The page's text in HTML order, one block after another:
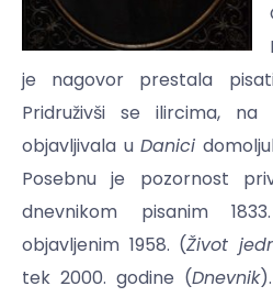
je nagovor prestala
Pridruživši se ilircima,
objavljivala uDanici
Posebnu je pozornost
dnevnikom pisanim
objavljenim 1958. (Život
tek 2000. godine (Dnevnik